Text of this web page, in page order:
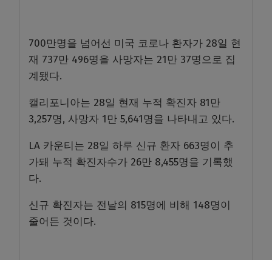
700만명을 넘어선 미국 코로나 환자가 28일 현
재 737만 496명을 사망자는 21만 37명으로 집
계됐다.
캘리포니아는 28일 현재 누적 확진자 81만
3,257명, 사망자 1만 5,641명을 나타내고 있다.
LA 카운티는 28일 하루 신규 환자 663명이 추
가돼 누적 확진자수가 26만 8,455명을 기록했
다.
신규 확진자는 전날의 815명에 비해 148명이
줄어든 것이다.